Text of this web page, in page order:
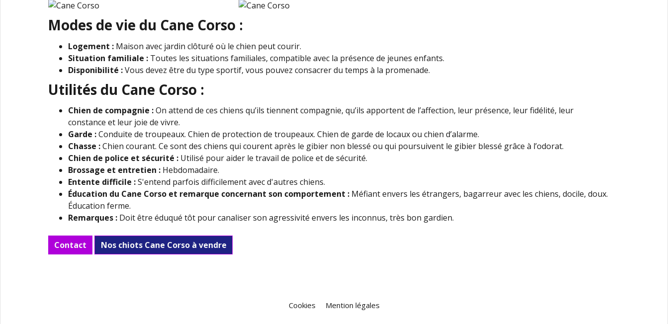
Modes de vie du Cane Corso :
Logement : Maison avec jardin clôturé où le chien peut courir.
Situation familiale : Toutes les situations familiales, compatible avec la présence de jeunes enfants.
Disponibilité :Vous devez être du type sportif, vous pouvez consacrer du temps à la promenade.
Utilités du Cane Corso :
Chien de compagnie :On attend de ces chiens qu’ils tiennent compagnie, qu’ils apportent de l’affection, leur présence, leur fidélité, leur
constance et leur joie de vivre.
Garde :Conduite de troupeaux. Chien de protection de troupeaux. Chien de garde de locaux ou chien d’alarme.
Chasse :Chien courant. Ce sont des chiens qui courent après le gibier non blessé ou qui poursuivent le gibier blessé grâce à l’odorat.
Chien de police et sécurité : Utilisé pour aider le travail de police et de sécurité.
Brossage et entretien : Hebdomadaire.
Entente difficile :S'entend parfois difficilement avec d'autres chiens.
Éducation du Cane Corso et remarque concernant son comportement : Méfiant envers les étrangers, bagarreur avec les chiens, docile, doux.
Éducation ferme.
Remarques : Doit être éduqué tôt pour canaliser son agressivité envers les inconnus, très bon gardien.
Contact Nos chiots Cane Corso à vendre
Cookies Mention légales